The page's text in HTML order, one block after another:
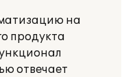
на
продукта
отвечает